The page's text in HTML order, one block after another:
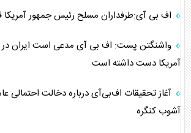
اف بی آی:طرفداران مسلح رئیس جمهور آمریکا
واشنگتن پست: اف بی آی مدعی است ایران در
آمریکا دست داشته است
آغاز تحقیقات اف‌بی‌آی درباره دخالت احتمالی
آشوب کنگره